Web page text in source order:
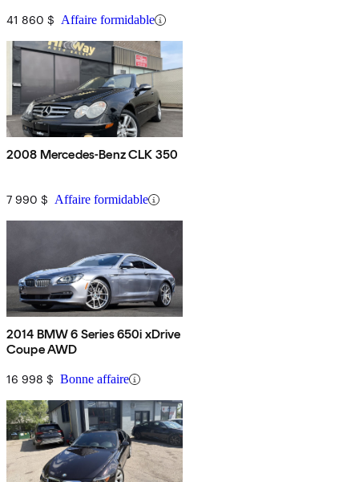
41 860 $ Affaire formidable
2008 Mercedes-Benz CLK 350
7 990 $ Affaire formidable
2014 BMW 6 Series 650i xDrive
Coupe AWD
16 998 $ Bonne affaire